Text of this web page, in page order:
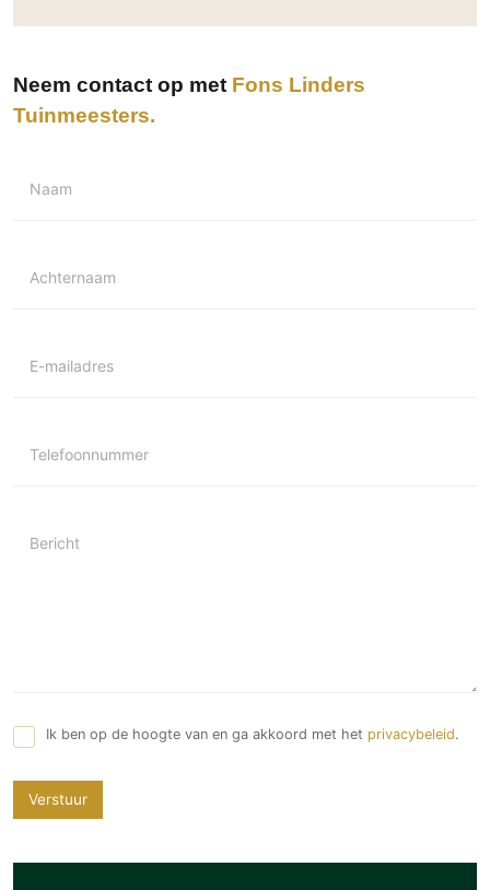
Wifi
Neem contact op met Fons Linders
Tuinmeesters
Naam
Achternaam
E-mailadres
Telefoonnummer
Bericht
Ik ben op de hoogte van en ga akkoord met het privacybeleid.
Verstuur